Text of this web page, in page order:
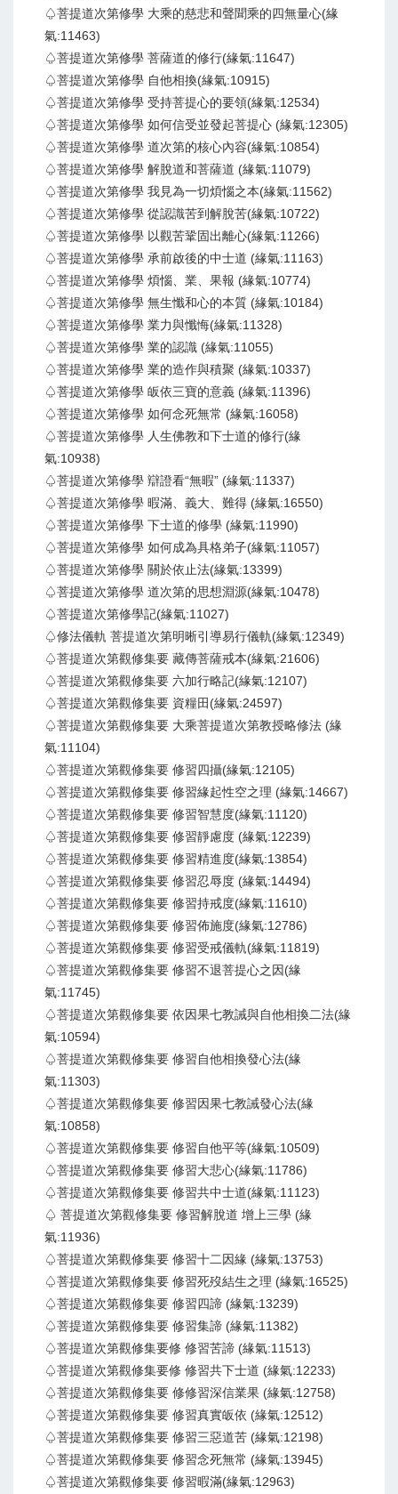
♤菩提道次第修學 大乘的慈悲和聲聞乘的四無量心(緣
氣:11463)
♤菩提道次第修學 菩薩道的修行(緣氣:11647)
♤菩提道次第修學 自他相換(緣氣:10915)
♤菩提道次第修學 受持菩提心的要領(緣氣:12534)
♤菩提道次第修學 如何信受並發起菩提心 (緣氣:12305)
♤菩提道次第修學 道次第的核心內容(緣氣:10854)
♤菩提道次第修學 解脫道和菩薩道 (緣氣:11079)
♤菩提道次第修學 我見為一切煩惱之本(緣氣:11562)
♤菩提道次第修學 從認識苦到解脫苦(緣氣:10722)
♤菩提道次第修學 以觀苦鞏固出離心(緣氣:11266)
♤菩提道次第修學 承前啟後的中士道 (緣氣:11163)
♤菩提道次第修學 煩惱、業、果報 (緣氣:10774)
♤菩提道次第修學 無生懺和心的本質 (緣氣:10184)
♤菩提道次第修學 業力與懺悔(緣氣:11328)
♤菩提道次第修學 業的認識 (緣氣:11055)
♤菩提道次第修學 業的造作與積聚 (緣氣:10337)
♤菩提道次第修學 皈依三寶的意義 (緣氣:11396)
♤菩提道次第修學 如何念死無常 (緣氣:16058)
♤菩提道次第修學 人生佛教和下士道的修行(緣
氣:10938)
♤菩提道次第修學 辯證看“無暇” (緣氣:11337)
♤菩提道次第修學 暇滿、義大、難得 (緣氣:16550)
♤菩提道次第修學 下士道的修學 (緣氣:11990)
♤菩提道次第修學 如何成為具格弟子(緣氣:11057)
♤菩提道次第修學 關於依止法(緣氣:13399)
♤菩提道次第修學 道次第的思想淵源(緣氣:10478)
♤菩提道次第修學記(緣氣:11027)
♤修法儀軌 菩提道次第明晰引導易行儀軌(緣氣:12349)
♤菩提道次第觀修集要 藏傳菩薩戒本(緣氣:21606)
♤菩提道次第觀修集要 六加行略記(緣氣:12107)
♤菩提道次第觀修集要 資糧田(緣氣:24597)
♤菩提道次第觀修集要 大乘菩提道次第教授略修法 (緣
氣:11104)
♤菩提道次第觀修集要 修習四攝(緣氣:12105)
♤菩提道次第觀修集要 修習緣起性空之理 (緣氣:14667)
♤菩提道次第觀修集要 修習智慧度(緣氣:11120)
♤菩提道次第觀修集要 修習靜慮度 (緣氣:12239)
♤菩提道次第觀修集要 修習精進度(緣氣:13854)
♤菩提道次第觀修集要 修習忍辱度 (緣氣:14494)
♤菩提道次第觀修集要 修習持戒度(緣氣:11610)
♤菩提道次第觀修集要 修習佈施度(緣氣:12786)
♤菩提道次第觀修集要 修習受戒儀軌(緣氣:11819)
♤菩提道次第觀修集要 修習不退菩提心之因(緣
氣:11745)
♤菩提道次第觀修集要 依因果七教誡與自他相換二法(緣
氣:10594)
♤菩提道次第觀修集要 修習自他相換發心法(緣
氣:11303)
♤菩提道次第觀修集要 修習因果七教誡發心法(緣
氣:10858)
♤菩提道次第觀修集要 修習自他平等(緣氣:10509)
♤菩提道次第觀修集要 修習大悲心(緣氣:11786)
♤菩提道次第觀修集要 修習共中士道(緣氣:11123)
♤ 菩提道次第觀修集要 修習解脫道 增上三學 (緣
氣:11936)
♤菩提道次第觀修集要 修習十二因緣 (緣氣:13753)
♤菩提道次第觀修集要 修習死歿結生之理 (緣氣:16525)
♤菩提道次第觀修集要 修習四諦 (緣氣:13239)
♤菩提道次第觀修集要 修習集諦 (緣氣:11382)
♤菩提道次第觀修集要修 修習苦諦 (緣氣:11513)
♤菩提道次第觀修集要修 修習共下士道 (緣氣:12233)
♤菩提道次第觀修集要 修修習深信業果 (緣氣:12758)
♤菩提道次第觀修集要 修習真實皈依 (緣氣:12512)
♤菩提道次第觀修集要 修習三惡道苦 (緣氣:12198)
♤菩提道次第觀修集要 修習念死無常 (緣氣:13945)
♤菩提道次第觀修集要 修習暇滿(緣氣:12963)